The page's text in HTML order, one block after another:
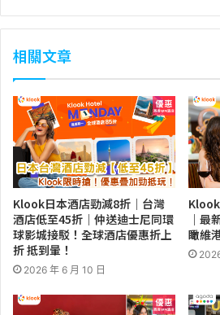
相關文章
Klook日本酒店勁減8折｜台灣
酒店低至45折｜仲送迪士尼同環
球影城接駁！全球酒店優惠折上
折 抵到暈！
2026 年 6 月 10 日
｜最
瞰維